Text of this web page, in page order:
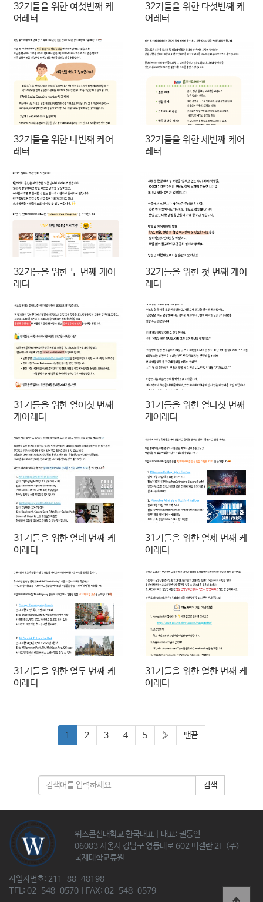
32기들을 위한 여섯번째 케
어레터
32기들을 위한 다섯번째 케
어레터
32기들을 위한 네번째 케어
레터
32기들을 위한 세번째 케어
레터
32기들을 위한 두 번째 케어
레터
32기들을 위한 첫 번째 케어
레터
31기들을 위한 열여섯 번째
케어레터
31기들을 위한 열다섯 번째
케어레터
31기들을 위한 열네 번째 케
어레터
31기들을 위한 열세 번째 케
어레터
31기들을 위한 열두 번째 케
어레터
31기들을 위한 열한 번째 케
어레터
1 2 3 4 5 » 맨끝
검색
위스콘신대학교 한국대표│대표: 권동인
06083 서울시 강남구 영동대로 602 미켈란 2F (주)
국제대학교류원
사업자번호: 211-88-48198
TEL: 02-548-0570 | FAX: 02-548-0579